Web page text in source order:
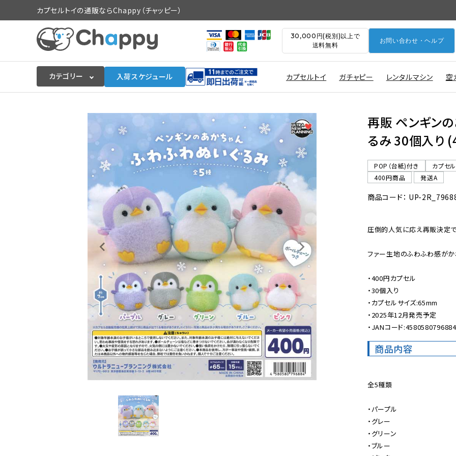
カプセルトイの通販ならChappy（チャッピー）
30,000円(税別)以上で
送料無料
お問い合わせ・ヘルプ
カテゴリー 入荷スケジュール カプセルトイ ガチャピー レンタルマシン 空
入荷スケジュールをチェック
カプセルトイマシン本体
販促用カプセルトイ
よくあるご質問
ご利用ガイド
06-6282-7659
再販 ペンギン
るみ 30個入り
POP（台紙)付き
カプセ
400円商品
発送A
商品コード： UP-
圧倒的人気に応え再販決定で
ファー生地のふわふわ感がか
・400円カプセル
・30個入り
・カプセルサイズ:65mm
・2025年12月発売予定
・JANコード:4580580796884
商品内容
全5種類
・パープル
・グレー
・グリーン
・ブルー